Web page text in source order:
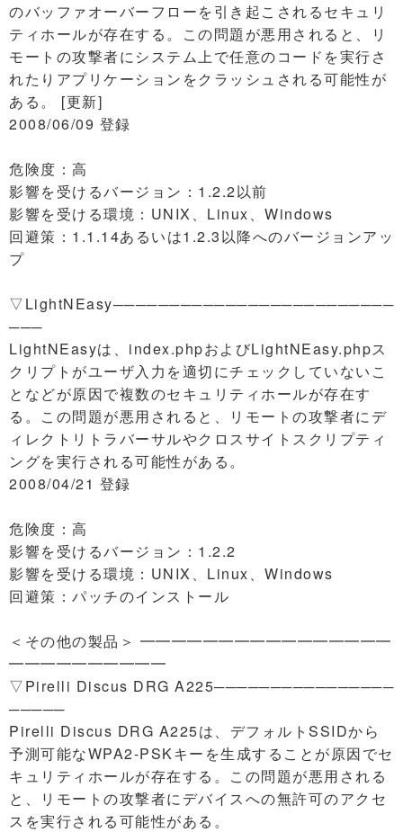
のバッファオーバーフローを引き起こされるセキュリ
ティホールが存在する。この問題が悪用されると、リ
モートの攻撃者にシステム上で任意のコードを実行さ
れたりアプリケーションをクラッシュされる可能性が
ある。 [更新]
2008/06/09 登録
危険度：高
影響を受けるバージョン：1.2.2以前
影響を受ける環境：UNIX、Linux、Windows
回避策：1.1.14あるいは1.2.3以降へのバージョンアッ
プ
▽LightNEasy─────────────────────────
───
LightNEasyは、index.phpおよびLightNEasy.phpス
クリプトがユーザ入力を適切にチェックしていないこ
となどが原因で複数のセキュリティホールが存在す
る。この問題が悪用されると、リモートの攻撃者にデ
ィレクトリトラバーサルやクロスサイトスクリプティ
ングを実行される可能性がある。
2008/04/21 登録
危険度：高
影響を受けるバージョン：1.2.2
影響を受ける環境：UNIX、Linux、Windows
回避策：パッチのインストール
＜その他の製品＞ ━━━━━━━━━━━━━━━━
━━━━━━━━━━
▽Pirelli Discus DRG A225────────────────
─────
Pirelli Discus DRG A225は、デフォルトSSIDから
予測可能なWPA2-PSKキーを生成することが原因でセ
キュリティホールが存在する。この問題が悪用される
と、リモートの攻撃者にデバイスへの無許可のアクセ
スを実行される可能性がある。